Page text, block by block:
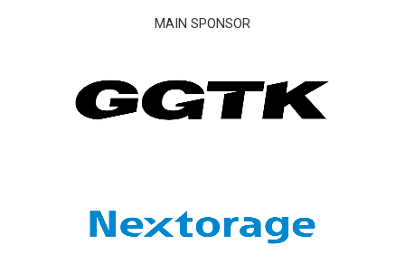
MAIN SPONSOR